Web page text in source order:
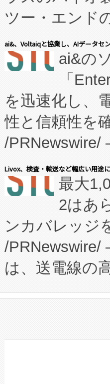
ツー・エンド
表しました。
たNeXは、
従来のフェッ
に、患者やサ
キー方式で拡
す。FCCM‑を
患者にとって
のアクセスを
Fully-
プログラムに
に関する技術
構造化トレー
上げおよび
設備整備お
加組織は、
選定された
ai&、Voltaiqと協業し、AIデータセ
ai&の
「
を迅速化し、
性と信頼性を
/PRNewswire/
会社エーアイ
President原信
ードする
ーエネルギー
た。 Voltaiq独
定、統合、導
安全性を追跡
増加してい
る電力網に
事業者の負
系統連系を
Livox、検査・輸送など幅広い用途
最大
2はあ
ンカバレッジ
/PRNewswire/
は、送電線の
や穀物倉庫に
リューショ
したAvia 2は
狭視野の
ケーブル、